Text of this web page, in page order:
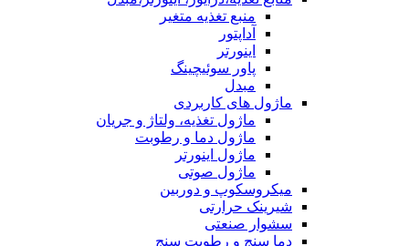
منبع تغذیه متغیر
آداپتور
اینورتر
پاور سوئیچینگ
مبدل
ماژول های کاربردی
ماژول تغذیه، ولتاژ و جریان
ماژول دما و رطوبت
ماژول اینورتر
ماژول صوتی
میکروسکوپ و دوربین
شیرینک حرارتی
سشوار صنعتی
دما سنج و رطوبت سنج